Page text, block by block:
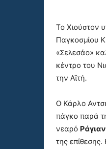
Το Χιούστον
Παγκοσμίου
«Σελεσάο»
κέντρο του
την Αϊτή.
Ο Κάρλο
πάγκο παρά
νεαρό Ράγιαν
της